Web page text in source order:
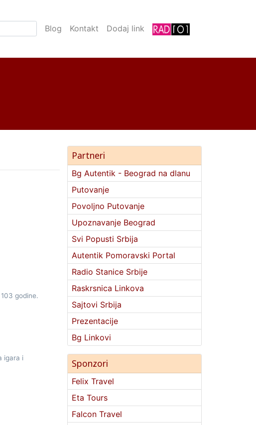
Blog Kontakt Dodaj link
godine.
igara i
Partneri
Bg Autentik - Beograd na dlanu
Putovanje
Povoljno Putovanje
Upoznavanje Beograd
Svi Popusti Srbija
Autentik Pomoravski Portal
Radio Stanice Srbije
Raskrsnica Linkova
Sajtovi Srbija
Prezentacije
Bg Linkovi
Sponzori
Felix Travel
Eta Tours
Falcon Travel